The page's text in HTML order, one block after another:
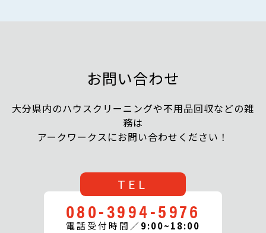
お問い合わせ
大分県内のハウスクリーニングや不用品回収などの雑
務は
アークワークスにお問い合わせください！
TEL
080-3994-5976
電話受付時間／9:00~18:00